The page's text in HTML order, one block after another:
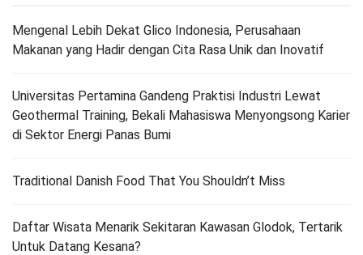
Mengenal Lebih Dekat Glico Indonesia, Perusahaan
Makanan yang Hadir dengan Cita Rasa Unik dan Inovatif
Universitas Pertamina Gandeng Praktisi Industri Lewat
Geothermal Training, Bekali Mahasiswa Menyongsong Karier
di Sektor Energi Panas Bumi
Traditional Danish Food That You Shouldn’t Miss
Daftar Wisata Menarik Sekitaran Kawasan Glodok, Tertarik
Untuk Datang Kesana?